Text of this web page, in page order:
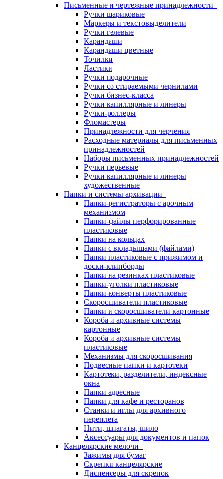
Письменные и чертежные принадлежности
Ручки шариковые
Маркеры и текстовыделители
Ручки гелевые
Карандаши
Карандаши цветные
Точилки
Ластики
Ручки подарочные
Ручки со стираемыми чернилами
Ручки бизнес-класса
Ручки капиллярные и линеры
Ручки-роллеры
Фломастеры
Принадлежности для черчения
Расходные материалы для письменных
принадлежностей
Наборы письменных принадлежностей
Ручки перьевые
Ручки капиллярные и линеры
художественные
Папки и системы архивации
Папки-регистраторы с арочным
механизмом
Папки-файлы перфорированные
пластиковые
Папки на кольцах
Папки с вкладышами (файлами)
Папки пластиковые с прижимом и
доски-клипборды
Папки на резинках пластиковые
Папки-уголки пластиковые
Папки-конверты пластиковые
Скоросшиватели пластиковые
Папки и скоросшиватели картонные
Короба и архивные системы
картонные
Короба и архивные системы
пластиковые
Механизмы для скоросшивания
Подвесные папки и картотеки
Картотеки, разделители, индексные
окна
Папки адресные
Папки для кафе и ресторанов
Станки и иглы для архивного
переплета
Нити, шпагаты, шило
Аксессуары для документов и папок
Канцелярские мелочи
Зажимы для бумаг
Скрепки канцелярские
Диспенсеры для скрепок